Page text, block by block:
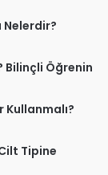
Nelerdir?
Bilinçli Öğrenin
Kullanmalı?
Tipine